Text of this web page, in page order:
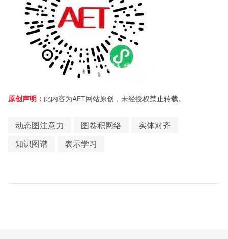
原创声明： 此内容为AET网站原创，未经授权禁止转载。
动态图注意力 图卷积网络
实体对齐
知识图谱
表示学习